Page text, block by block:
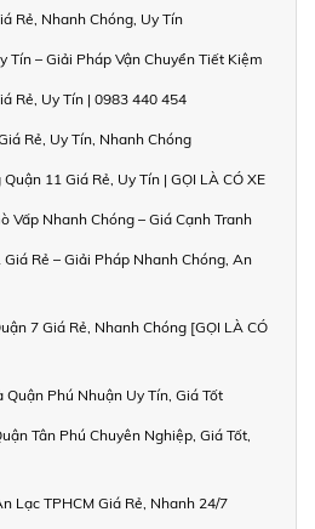
Rẻ, Nhanh Chóng, Uy Tín
Tín – Giải Pháp Vận Chuyển Tiết Kiệm
Rẻ, Uy Tín | 0983 440 454
Rẻ, Uy Tín, Nhanh Chóng
11 Giá Rẻ, Uy Tín | GỌI LÀ CÓ XE
Vấp Nhanh Chóng – Giá Cạnh Tranh
Rẻ – Giải Pháp Nhanh Chóng, An
7 Giá Rẻ, Nhanh Chóng [GỌI LÀ CÓ
Quận Phú Nhuận Uy Tín, Giá Tốt
Tân Phú Chuyên Nghiệp, Giá Tốt,
Lạc TPHCM Giá Rẻ, Nhanh 24/7